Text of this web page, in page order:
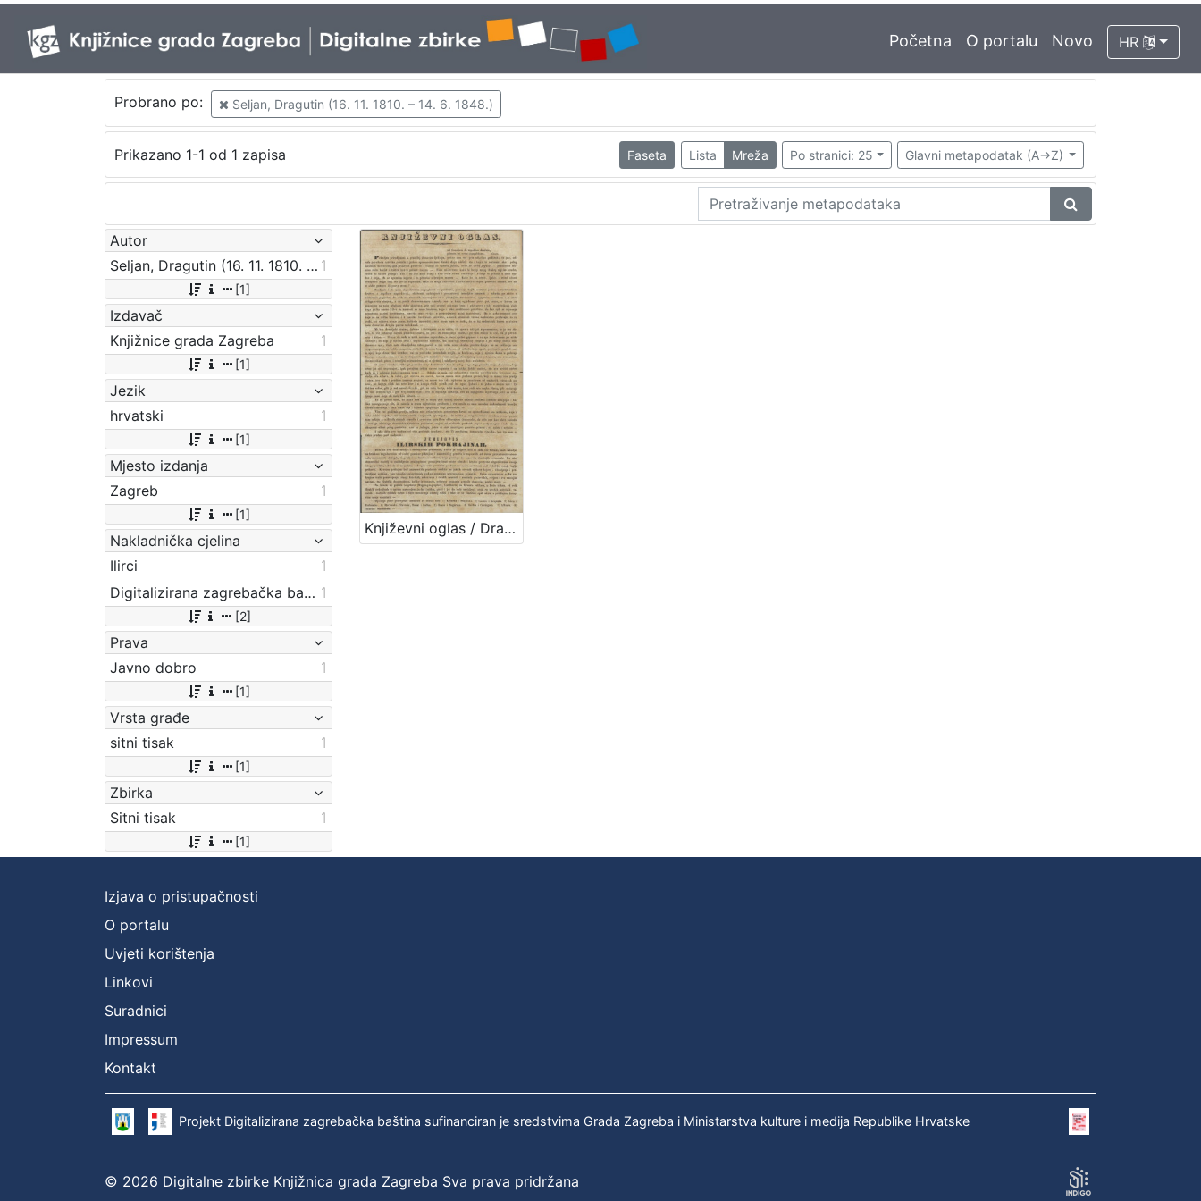
Početna O portalu Novo HR
Probrano po: Seljan, Dragutin (16. 11. 1810. – 14. 6. 1848.)
Prikazano 1-1 od 1 zapisa Faseta Lista Mreža Po stranici: 25 Glavni metapodatak (A->Z)
Autor
Seljan, Dragutin (16. 11. 1810. – 14. 6. 1848.) 1
[1]
Izdavač
Knjižnice grada Zagreba
1
[1]
Jezik
hrvatski
1
[1]
Mjesto izdanja
Zagreb
1
[1]
Nakladnička cjelina
Ilirci
1
Digitalizirana zagrebačka baština 1
[2]
Prava
Javno dobro
1
[1]
Vrsta građe
sitni tisak
1
[1]
Zbirka
Sitni tisak
1
[1]
Književni oglas / Dragutin Seljan
Izjava o pristupačnosti
O portalu
Uvjeti korištenja
Linkovi
Suradnici
Impressum
Kontakt
Projekt Digitalizirana zagrebačka baština sufinanciran je sredstvima Grada Zagreba i Ministarstva kulture i medija Republike Hrvatske
© 2026 Digitalne zbirke Knjižnica grada Zagreba Sva prava pridržana